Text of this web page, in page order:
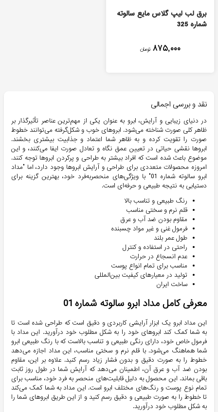
برق لب لیپ گلاس مایع سالوته
شماره 325
۸۷۵,۰۰۰ تومان
نقد و بررسی اجمالی
در دنیای زیبایی و آرایش، ابرو به عنوان یکی از مهم‌ترین عناصر تأثیرگذار بر
ظاهر کلی صورت شناخته می‌شود. ابروهای خوب و شکل‌گرفته می‌توانند خطوط
صورت را تقویت کرده و به ظاهر شما اعتماد و جذابیت بیشتری بخشند.
ابروها نقشی حیاتی در تعیین عمق نگاه و تعادل صورت ایفا می‌کنند، و این
موضوع باعث شده است که افراد بیشتر به طراحی و پرکردن ابروها توجه کنند.
امروزه محصولات متعددی برای طراحی و آرایش ابروها وجود دارد، اما "مداد
ابرو سالوته شماره 01" با ویژگی‌های منحصربه‌فرد خود، بهترین گزینه برای
دستیابی به نتیجه طبیعی و حرفه‌ای است.
رنگ طبیعی و تناسب بالا
قلم نرم و سختی مناسب
مقاوم بودن ضد آب و عرق
فرمول غنی و غیر مواد چسبنده
طول عمر بلند
راحتی در استفاده و کنترل
عدم انسجاع در حرارت
مناسب برای تمام انواع پوست
تولید در معیارهای کیفیت بین‌المللی
ساخت ایران
معرفی کامل مداد ابرو سالوته شماره 01
این مداد ابرو یک ابزار آرایشی کاربردی و دقیق است که طراحی شده است تا
به شما کمک کند ابروهای خود را به شکل مطلوب خود درآورید. این مداد با
فرمول خاص خود، دارای رنگی طبیعی و تناسب بالاست که با رنگ طبیعی ابرو
شما هماهنگ می‌شود. با قلم نرم و سختی مناسب، این مداد اجازه می‌دهد
خطوط را به صورت دقیق و بدون فشار زیاد رسم کنید. علاوه بر این، مقاوم
بودن ضد آب و عرق آن، اطمینان می‌دهد که آرایش شما در طول روز ثابت
باقی بماند. این محصول به دلیل قابلیت‌های منحصر به فرد خود، مناسب برای
تمام نوع پوست و رنگ‌های مختلف ابرو است. این مداد به شما کمک می‌کند
تا خطوط را به صورت طبیعی و دقیق رسم کنید و از این طریق ابروهای شما را
به شکل مطلوب خود درآورید.